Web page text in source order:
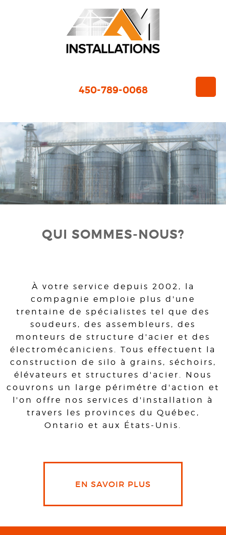
450-789-0068
QUI SOMMES-NOUS?
À votre service depuis 2002, la
compagnie emploie plus d'une
trentaine de spécialistes tel que des
soudeurs, des assembleurs, des
monteurs de structure d'acier et des
électromécaniciens. Tous effectuent la
construction de silo à grains, séchoirs,
élévateurs et structures d'acier. Nous
couvrons un large périmétre d'action et
l'on offre nos services d'installation à
travers les provinces du Québec,
Ontario et aux États-Unis.
EN SAVOIR PLUS